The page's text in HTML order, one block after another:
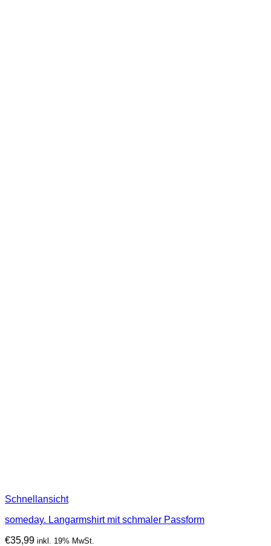
Schnellansicht
someday. Langarmshirt mit schmaler Passform
€35,99 inkl. 19% MwSt.